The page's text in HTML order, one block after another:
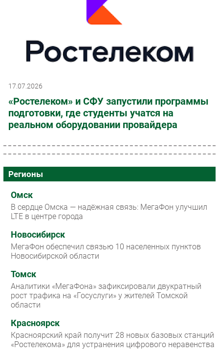
17.07.2026
«Ростелеком» и СФУ запустили программы
подготовки, где студенты учатся на
реальном оборудовании провайдера
Регионы
Омск
В сердце Омска — надёжная связь: МегаФон улучшил
LTE в центре города
Новосибирск
МегаФон обеспечил связью 10 населенных пунктов
Новосибирской области
Томск
Аналитики «МегаФона» зафиксировали двукратный
рост трафика на «Госуслуги» у жителей Томской
области
Красноярск
Красноярский край получит 28 новых базовых станций
«Ростелекома» для устранения цифрового неравенства